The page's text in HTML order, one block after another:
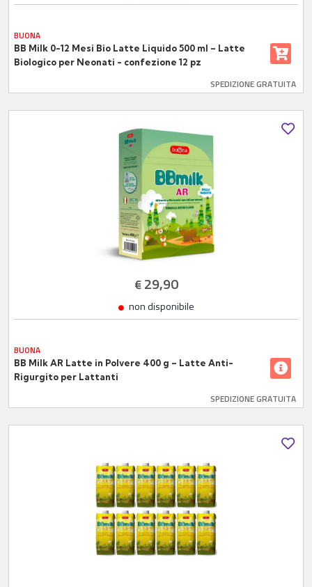
BUONA
BB Milk 0-12 Mesi Bio Latte Liquido 500 ml – Latte
Biologico per Neonati - confezione 12 pz
SPEDIZIONE GRATUITA
€29,90
non disponibile
BUONA
BB Milk AR Latte in Polvere 400 g – Latte Anti-
Rigurgito per Lattanti
SPEDIZIONE GRATUITA